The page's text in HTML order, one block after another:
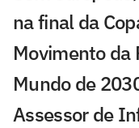
na final da
Movimento da
Mundo de
Assessor de